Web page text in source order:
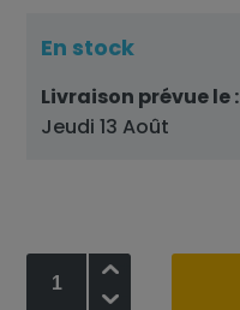
En stock
Livraison prévue le :
Jeudi 13 Août